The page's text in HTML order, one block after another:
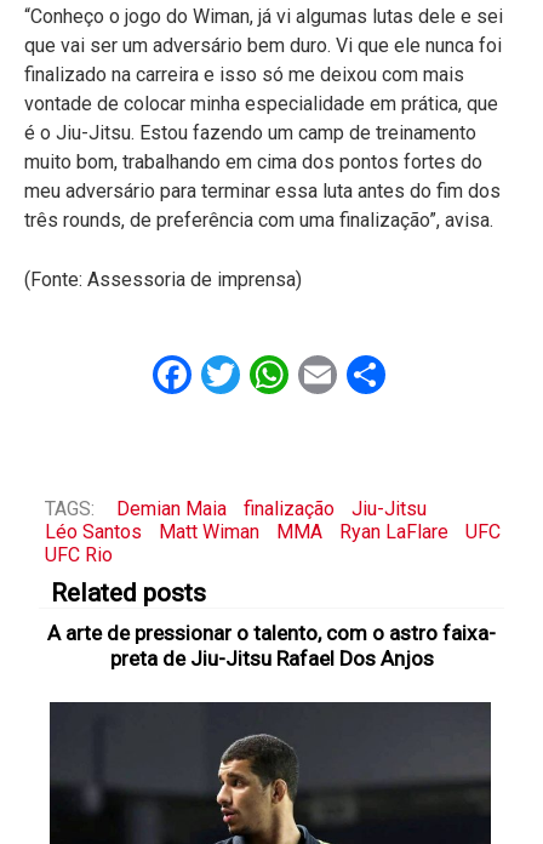
“Conheço o jogo do Wiman, já vi algumas lutas dele e sei
que vai ser um adversário bem duro. Vi que ele nunca foi
finalizado na carreira e isso só me deixou com mais
vontade de colocar minha especialidade em prática, que
é o Jiu-Jitsu. Estou fazendo um camp de treinamento
muito bom, trabalhando em cima dos pontos fortes do
meu adversário para terminar essa luta antes do fim dos
três rounds, de preferência com uma finalização”, avisa.
(Fonte: Assessoria de imprensa)
Facebook
Twitter
WhatsApp
EmailShare
TAGS: Demian Maia finalização
Jiu-Jitsu
Léo Santos
Matt Wiman MMA Ryan LaFlare
UFC
UFC Rio
Related posts
A arte de pressionar o talento, com o astro faixa-
preta de Jiu-Jitsu Rafael Dos Anjos